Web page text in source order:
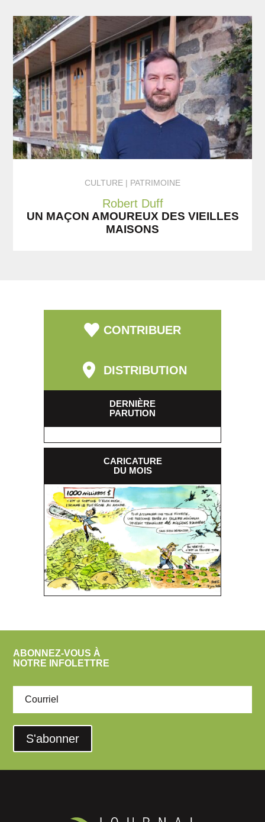
CULTURE PATRIMOINE
Robert Duff
UN MAÇON AMOUREUX DES VIEILLES
MAISONS
CONTRIBUER
DISTRIBUTION
DERNIÈRE
PARUTION
CARICATURE
DU MOIS
ABONNEZ-VOUS À
NOTRE INFOLETTRE
S'abonner